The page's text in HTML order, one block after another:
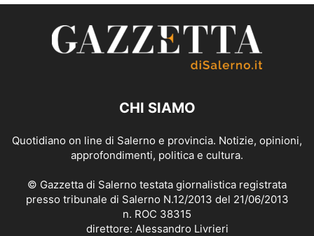
CHI SIAMO
Quotidiano on line di Salerno e provincia. Notizie, opinioni,
approfondimenti, politica e cultura.
© Gazzetta di Salerno testata giornalistica registrata
presso tribunale di Salerno N.12/2013 del 21/06/2013
n. ROC 38315
direttore: Alessandro Livrieri